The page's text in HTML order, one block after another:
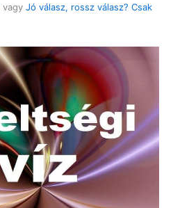
vagy Jó válasz, rossz válasz? Csak